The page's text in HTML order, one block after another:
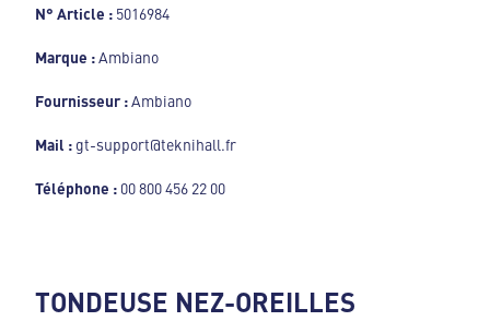
N° Article : 5016984
Marque :Ambiano
Fournisseur :Ambiano
Mail : gt-support@teknihall.fr
Téléphone : 00 800 456 22 00
TONDEUSE NEZ-OREILLES